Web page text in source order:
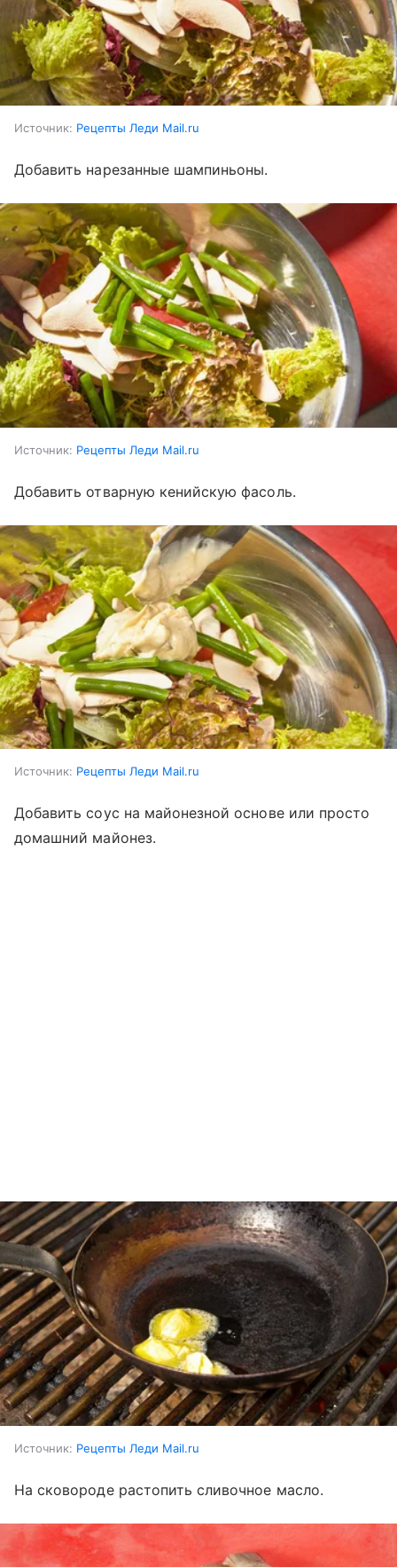
Источник: Рецепты Леди Mail.ru
Добавить нарезанные шампиньоны.
Источник: Рецепты Леди Mail.ru
Добавить отварную кенийскую фасоль.
Источник: Рецепты Леди Mail.ru
Добавить соус на майонезной основе или просто
домашний майонез.
Источник: Рецепты Леди Mail.ru
На сковороде растопить сливочное масло.